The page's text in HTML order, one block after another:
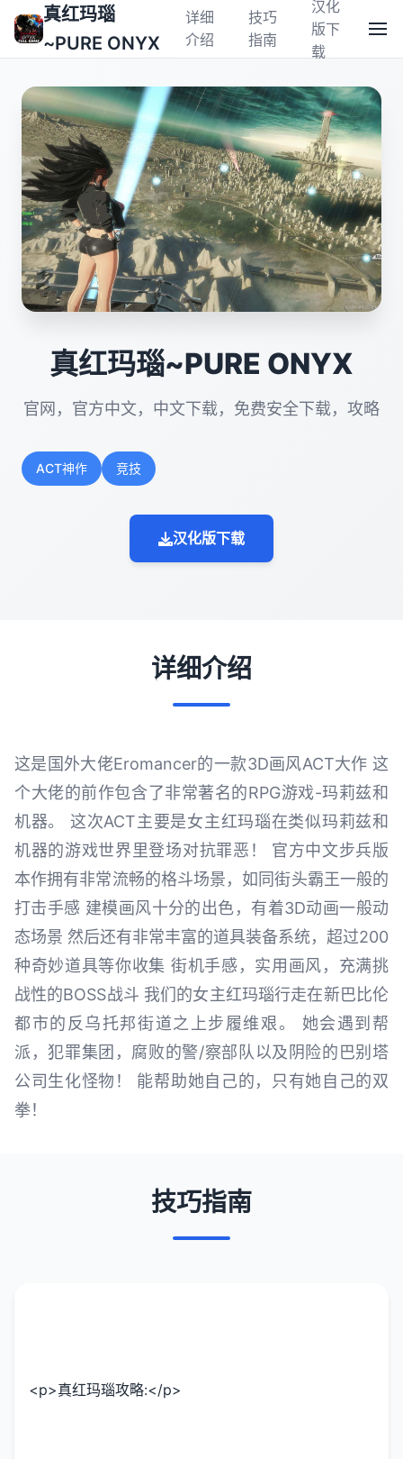
真红玛瑙
~PURE ONYX
详细
介绍
技巧
指南
汉化
版下
载
真红玛瑙~PURE ONYX
官网，官方中文，中文下载，免费安全下载，攻略
ACT神作 竞技
汉化版下载
详细介绍
这是国外大佬Eromancer的一款3D画风ACT大作 这
个大佬的前作包含了非常著名的RPG游戏-玛莉兹和
机器。 这次ACT主要是女主红玛瑙在类似玛莉兹和
机器的游戏世界里登场对抗罪恶！ 官方中文步兵版
本作拥有非常流畅的格斗场景，如同街头霸王一般的
打击手感 建模画风十分的出色，有着3D动画一般动
态场景 然后还有非常丰富的道具装备系统，超过200
种奇妙道具等你收集 街机手感，实用画风，充满挑
战性的BOSS战斗 我们的女主红玛瑙行走在新巴比伦
都市的反乌托邦街道之上步履维艰。 她会遇到帮
派，犯罪集团，腐败的警/察部队以及阴险的巴别塔
公司生化怪物！ 能帮助她自己的，只有她自己的双
拳！
技巧指南
<p>真红玛瑙攻略:</p>